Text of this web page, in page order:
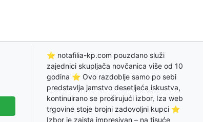
⭐ notafilia-kp.com pouzdano služi
zajednici skupljača novčanica više od 10
godina ⭐ Ovo razdoblje samo po sebi
predstavlja jamstvo desetljeća iskustva,
kontinuirano se proširujući izbor, Iza web
trgovine stoje brojni zadovoljni kupci ⭐
Izbor je zaista impresivan – na tisuće